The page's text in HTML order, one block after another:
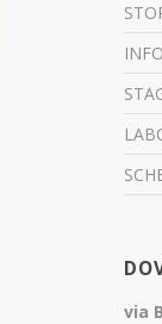
via